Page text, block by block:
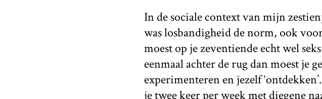
In de sociale context van mijn
was losbandigheid de norm, ook
moest op je zeventiende echt wel
eenmaal achter de rug dan moest je
experimenteren en jezelf
je twee keer per week met diegene